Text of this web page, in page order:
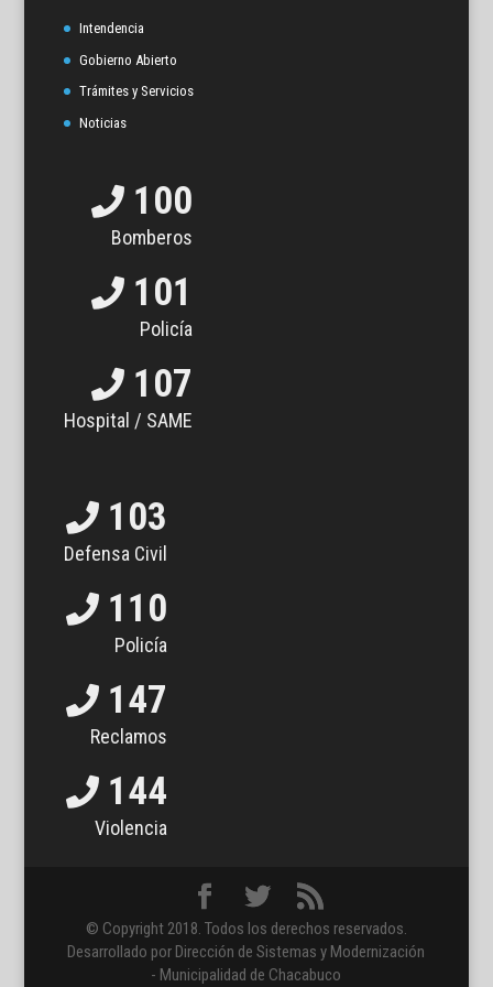
Intendencia
Gobierno Abierto
Trámites y Servicios
Noticias
100
Bomberos
101
Policía
107
Hospital / SAME
103
Defensa Civil
110
Policía
147
Reclamos
144
Violencia
© Copyright 2018. Todos los derechos reservados.
Desarrollado por Dirección de Sistemas y Modernización
- Municipalidad de Chacabuco